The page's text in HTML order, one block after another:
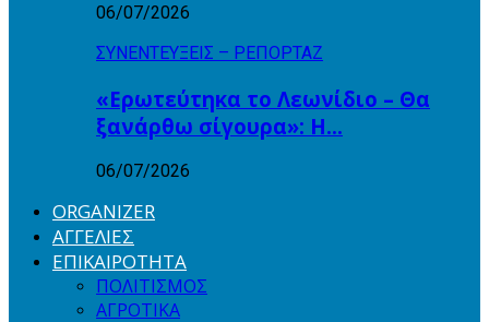
06/07/2026
ΣΥΝΕΝΤΕΥΞΕΙΣ – ΡΕΠΟΡΤΑΖ
«Ερωτεύτηκα το Λεωνίδιο – Θα
ξανάρθω σίγουρα»: Η…
06/07/2026
ORGANIZER
ΑΓΓΕΛΙΕΣ
ΕΠΙΚΑΙΡΟΤΗΤΑ
ΠΟΛΙΤΙΣΜΟΣ
ΑΓΡΟΤΙΚΑ